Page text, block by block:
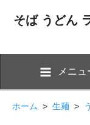
そば うどん
メニュ
ホーム > 生麺 >